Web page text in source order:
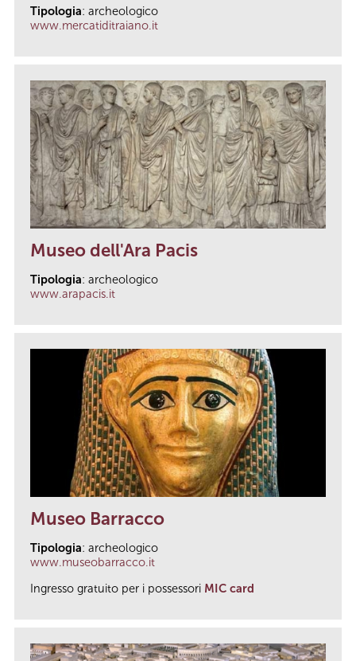
Tipologia: archeologico
www.mercatiditraiano.it
Museo dell'Ara Pacis
Tipologia: archeologico
www.arapacis.it
Museo Barracco
Tipologia: archeologico
www.museobarracco.it
Ingresso gratuito per i possessori MIC card